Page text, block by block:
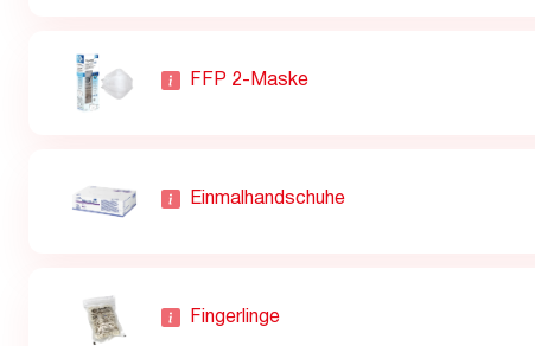
FFP 2-Maske
Einmalhandschuhe
Fingerlinge